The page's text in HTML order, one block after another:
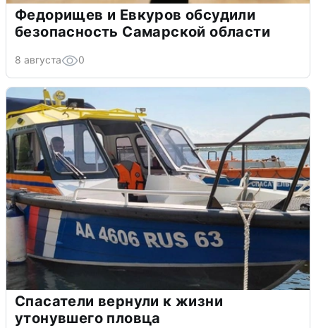
Федорищев и Евкуров обсудили
безопасность Самарской области
8 августа 0
Спасатели вернули к жизни
утонувшего пловца